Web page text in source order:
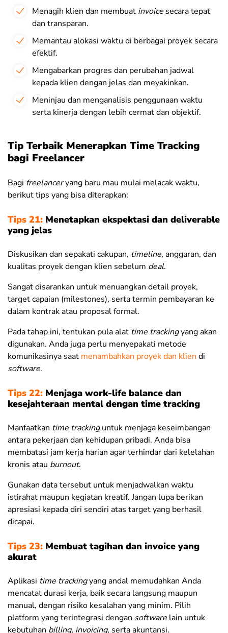
Menagih klien dan membuat invoice secara tepat
dan transparan.
Memantau alokasi waktu di berbagai proyek secara
efektif.
Mengabarkan progres dan perubahan jadwal
kepada klien dengan jelas dan meyakinkan.
Meninjau dan menganalisis penggunaan waktu
serta kinerja dengan lebih cermat dan objektif.
Tip Terbaik Menerapkan Time Tracking
bagi Freelancer
Bagi freelanceryang baru mau mulai melacak waktu,
berikut tips yang bisa diterapkan:
Tips 21: Menetapkan ekspektasi dan deliverable
yang jelas
Diskusikan dan sepakati cakupan, timeline, anggaran, dan
kualitas proyek dengan klien sebelum deal.
Sangat disarankan untuk menuangkan detail proyek,
target capaian (milestones), serta termin pembayaran ke
dalam kontrak atau proposal formal.
Pada tahap ini, tentukan pula alat time trackingyang akan
digunakan. Anda juga perlu menyepakati metode
komunikasinya saat menambahkan proyek dan klien di
software.
Tips 22: Menjaga work-life balance dan
kesejahteraan mental dengan time tracking
Manfaatkan time trackinguntuk menjaga keseimbangan
antara pekerjaan dan kehidupan pribadi. Anda bisa
membatasi jam kerja harian agar terhindar dari kelelahan
kronis atau burnout.
Gunakan data tersebut untuk menjadwalkan waktu
istirahat maupun kegiatan kreatif. Jangan lupa berikan
apresiasi kepada diri sendiri atas target yang berhasil
dicapai.
Tips 23: Membuat tagihan dan invoice yang
akurat
Aplikasi time trackingyang andal memudahkan Anda
mencatat durasi kerja, baik secara langsung maupun
manual, dengan risiko kesalahan yang minim. Pilih
platform yang terintegrasi dengan software lain untuk
kebutuhan billing, invoicing, serta akuntansi.